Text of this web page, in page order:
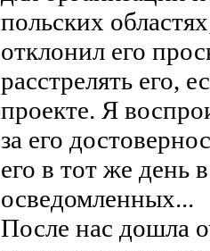
польских
отклонил его
расстрелять его,
проекте. Я
за его
его в тот же день
осведомленных...
После нас дошла